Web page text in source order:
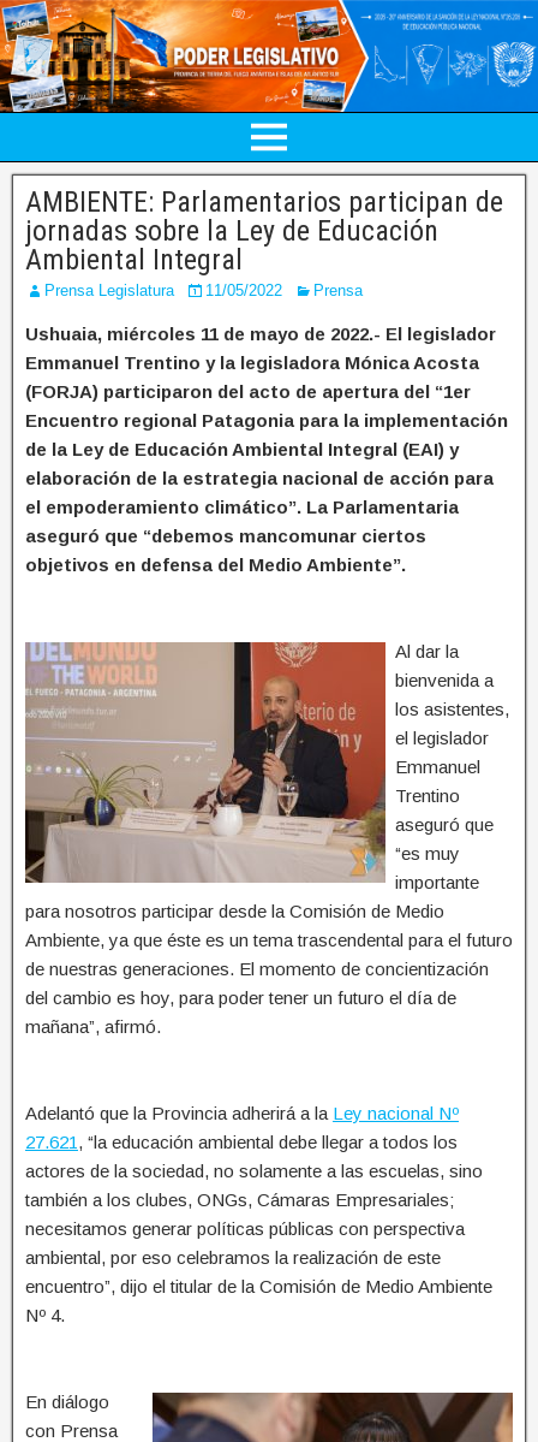
AMBIENTE: Parlamentarios participan de
jornadas sobre la Ley de Educación
Ambiental Integral
Prensa Legislatura 11/05/2022 Prensa
Ushuaia, miércoles 11 de mayo de 2022.- El legislador
Emmanuel Trentino y la legisladora Mónica Acosta
(FORJA) participaron del acto de apertura del “1er
Encuentro regional Patagonia para la implementación
de la Ley de Educación Ambiental Integral (EAI) y
elaboración de la estrategia nacional de acción para
el empoderamiento climático”. La Parlamentaria
aseguró que “debemos mancomunar ciertos
objetivos en defensa del Medio Ambiente”.
Al dar la
bienvenida a
los asistentes,
el legislador
Emmanuel
Trentino
aseguró que
“es muy
importante
para nosotros participar desde la Comisión de Medio
Ambiente, ya que éste es un tema trascendental para el futuro
de nuestras generaciones. El momento de concientización
del cambio es hoy, para poder tener un futuro el día de
mañana”, afirmó.
Adelantó que la Provincia adherirá a la Ley nacional Nº
27.621, “la educación ambiental debe llegar a todos los
actores de la sociedad, no solamente a las escuelas, sino
también a los clubes, ONGs, Cámaras Empresariales;
necesitamos generar políticas públicas con perspectiva
ambiental, por eso celebramos la realización de este
encuentro”, dijo el titular de la Comisión de Medio Ambiente
Nº 4.
En diálogo
con Prensa